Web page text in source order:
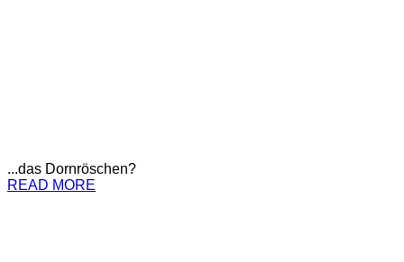
...das Dornröschen?
READ MORE